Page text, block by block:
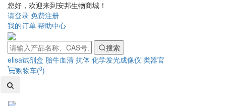
您好，欢迎来到安邦生物商城！
请登录 免费注册
我的订单 帮助中心
搜索
elisa试剂盒 胎牛血清 抗体 化学发光成像仪 类器官
购物车(0)